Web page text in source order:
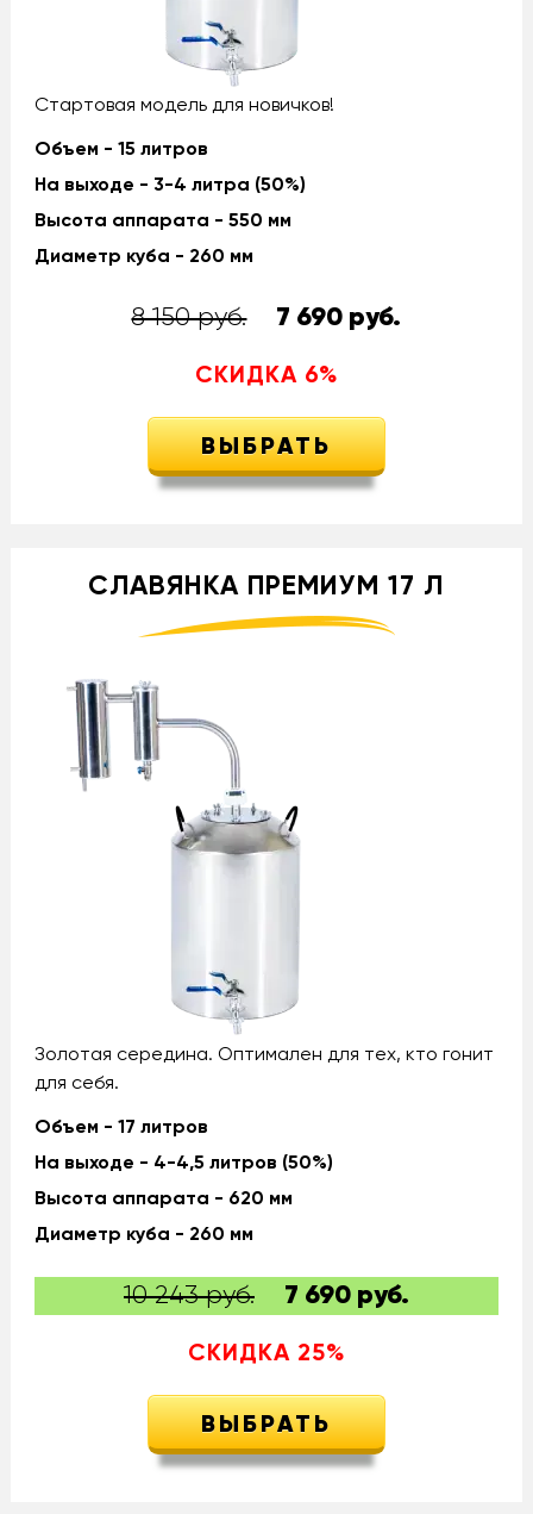
Стартовая модель для новичков!
Объем - 15 литров
На выходе - 3-4 литра (50%)
Высота аппарата - 550 мм
Диаметр куба - 260 мм
8 150 руб. 7 690 руб.
СКИДКА 6%
ВЫБРАТЬ
СЛАВЯНКА ПРЕМИУМ 17 Л
Золотая середина. Оптимален для тех, кто гонит
для себя.
Объем - 17 литров
На выходе - 4-4,5 литров (50%)
Высота аппарата - 620 мм
Диаметр куба - 260 мм
10 243 руб. 7 690руб.
СКИДКА 25%
ВЫБРАТЬ